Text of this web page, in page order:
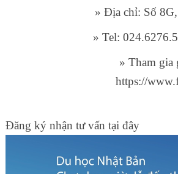
» Địa chỉ: Số
» Tel:
» Tham gia
https://
Đăng ký nhận tư vấn tại đây